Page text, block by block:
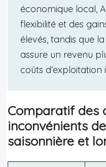
économique local,
flexibilité et des
élevés, tandis que
assure un revenu
coûts d’exploitation
Comparatif des
inconvénients
saisonnière et